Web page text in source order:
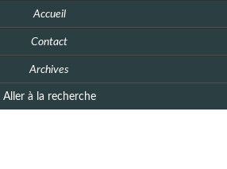
Accueil
Contact
Archives
Aller à la recherche